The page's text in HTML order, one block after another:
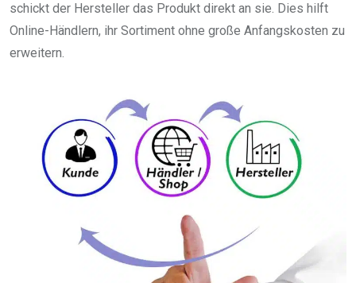
schickt der Hersteller das Produkt direkt an sie. Dies hilft
Online-Händlern, ihr Sortiment ohne große Anfangskosten zu
erweitern.